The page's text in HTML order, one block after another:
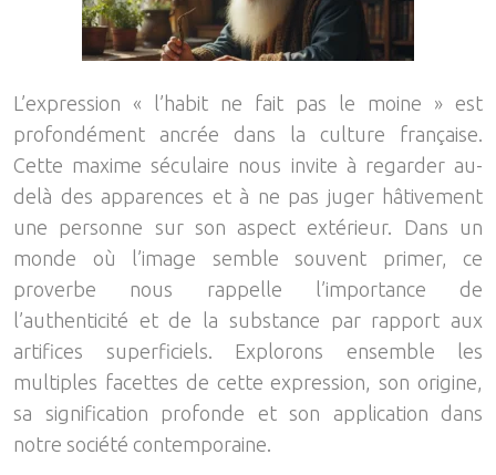
L’expression « l’habit ne fait pas le moine » est
profondément ancrée dans la culture française.
Cette maxime séculaire nous invite à regarder au-
delà des apparences et à ne pas juger hâtivement
une personne sur son aspect extérieur. Dans un
monde où l’image semble souvent primer, ce
proverbe nous rappelle l’importance de
l’authenticité et de la substance par rapport aux
artifices superficiels. Explorons ensemble les
multiples facettes de cette expression, son origine,
sa signification profonde et son application dans
notre société contemporaine.